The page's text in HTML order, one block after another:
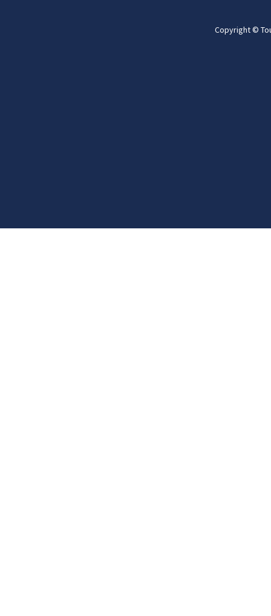
Copyright ©